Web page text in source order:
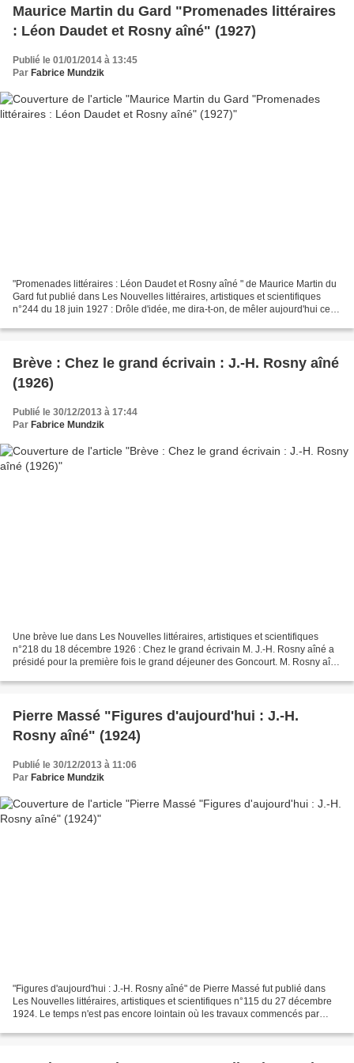
Maurice Martin du Gard "Promenades littéraires
: Léon Daudet et Rosny aîné" (1927)
Publié le 01/01/2014 à 13:45
Par Fabrice Mundzik
"Promenades littéraires : Léon Daudet et Rosny aîné " de Maurice Martin du
Gard fut publié dans Les Nouvelles littéraires, artistiques et scientifiques
n°244 du 18 juin 1927 : Drôle d'idée, me dira-t-on, de mêler aujourd'hui ces
Brève : Chez le grand écrivain : J.-H. Rosny aîné
(1926)
Publié le 30/12/2013 à 17:44
Par Fabrice Mundzik
Une brève lue dans Les Nouvelles littéraires, artistiques et scientifiques
n°218 du 18 décembre 1926 : Chez le grand écrivain M. J.-H. Rosny aîné a
présidé pour la première fois le grand déjeuner des Goncourt. M. Rosny aîné
Pierre Massé "Figures d'aujourd'hui : J.-H.
Rosny aîné" (1924)
Publié le 30/12/2013 à 11:06
Par Fabrice Mundzik
"Figures d'aujourd'hui : J.-H. Rosny aîné" de Pierre Massé fut publié dans
Les Nouvelles littéraires, artistiques et scientifiques n°115 du 27 décembre
1924. Le temps n'est pas encore lointain où les travaux commencés par